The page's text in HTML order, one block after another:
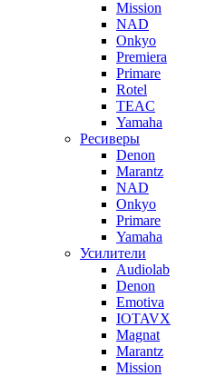
Mission
NAD
Onkyo
Premiera
Primare
Rotel
TEAC
Yamaha
Ресиверы
Denon
Marantz
NAD
Onkyo
Primare
Yamaha
Усилители
Audiolab
Denon
Emotiva
IOTAVX
Magnat
Marantz
Mission